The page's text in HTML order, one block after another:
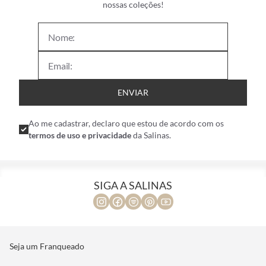
nossas coleções!
ENVIAR
Ao me cadastrar, declaro que estou de acordo com os
termos de uso e privacidadeda Salinas.
SIGA A SALINAS
Seja um Franqueado